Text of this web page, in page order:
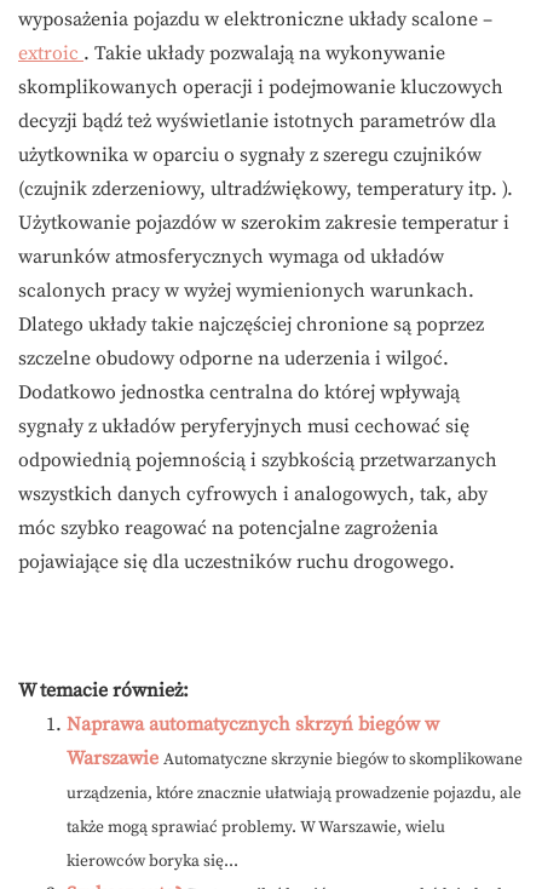
wyposażenia pojazdu w elektroniczne układy scalone –
extroic . Takie układy pozwalają na wykonywanie
skomplikowanych operacji i podejmowanie kluczowych
decyzji bądź też wyświetlanie istotnych parametrów dla
użytkownika w oparciu o sygnały z szeregu czujników
(czujnik zderzeniowy, ultradźwiękowy, temperatury itp. ).
Użytkowanie pojazdów w szerokim zakresie temperatur i
warunków atmosferycznych wymaga od układów
scalonych pracy w wyżej wymienionych warunkach.
Dlatego układy takie najczęściej chronione są poprzez
szczelne obudowy odporne na uderzenia i wilgoć.
Dodatkowo jednostka centralna do której wpływają
sygnały z układów peryferyjnych musi cechować się
odpowiednią pojemnością i szybkością przetwarzanych
wszystkich danych cyfrowych i analogowych, tak, aby
móc szybko reagować na potencjalne zagrożenia
pojawiające się dla uczestników ruchu drogowego.
W temacie również:
Naprawa automatycznych skrzyń biegów w
Warszawie Automatyczne skrzynie biegów to skomplikowane
urządzenia, które znacznie ułatwiają prowadzenie pojazdu, ale
także mogą sprawiać problemy. W Warszawie, wielu
kierowców boryka się...